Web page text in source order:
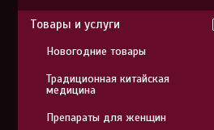
Товары и услуги
Новогодние товары
Традиционная китайская
медицина
Препараты для женщин